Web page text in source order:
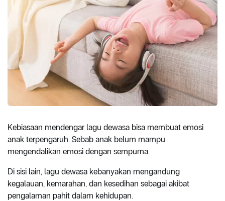
Kebiasaan mendengar lagu dewasa bisa membuat emosi
anak terpengaruh. Sebab anak belum mampu
mengendalikan emosi dengan sempurna.
Di sisi lain, lagu dewasa kebanyakan mengandung
kegalauan, kemarahan, dan kesedihan sebagai akibat
pengalaman pahit dalam kehidupan.